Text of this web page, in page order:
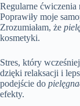
Regularne
Poprawiły moje
Zrozumiałam, że
kosmetyki.
Stres, który
dzięki relaksacji i
podejście do
efekty.